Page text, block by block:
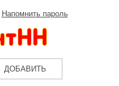
Напомнить пароль
ДОБАВИТЬ